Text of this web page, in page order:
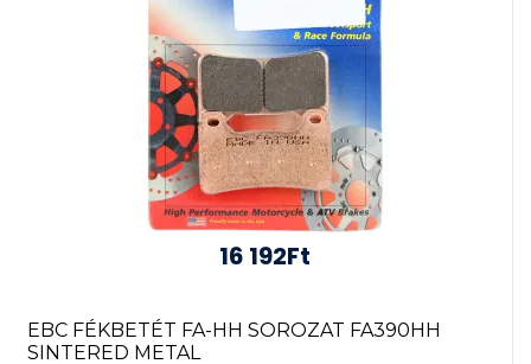
16 192Ft
EBC FÉKBETÉT FA-HH SOROZAT FA390HH
SINTERED METAL